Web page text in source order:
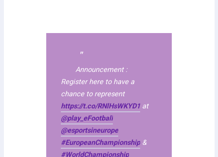
Announcement :
Register here to have a
chance to represent
https://t.co/RNlHsWKYD1 at
@play_eFootball
@esportsineurope
#EuropeanChampionship &
#WorldChampionship